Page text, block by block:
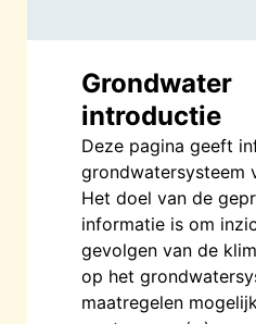
Grondwater
introductie
Deze pagina geeft
grondwatersysteem
Het doel van de
informatie is om
gevolgen van de
op het
maatregelen